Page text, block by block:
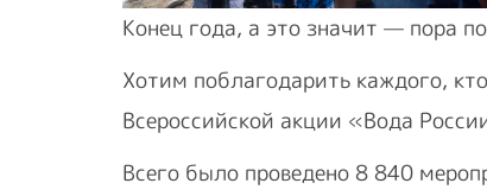
Конец года, а это значит — пора
Хотим поблагодарить каждого,
Всероссийской акции «Вода
Всего было проведено 8 840